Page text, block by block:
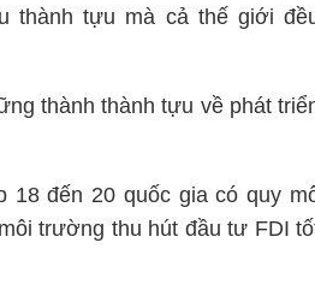
thành tựu mà cả thế giới
thành thành tựu về phát
18 đến 20 quốc gia có quy
trường thu hút đầu tư FDI